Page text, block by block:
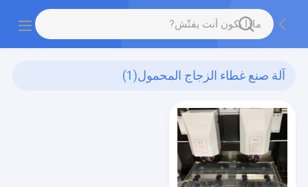
آلة صنع غطاء الزجاج المحمول(1)